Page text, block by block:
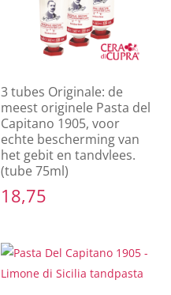
3 tubes Originale: de
meest originele Pasta del
Capitano 1905, voor
echte bescherming van
het gebit en tandvlees.
(tube 75ml)
18,75